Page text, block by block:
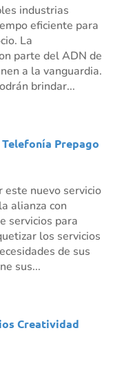
industrias
eficiente para
La
parte del ADN de
a la vanguardia.
brindar...
Prepago
este nuevo servicio
alianza con
servicios para
los servicios
de sus
sus...
Creatividad